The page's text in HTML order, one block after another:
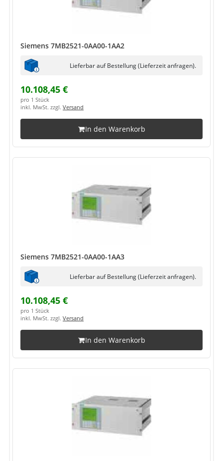
Siemens 7MB2521-0AA00-1AA2
Lieferbar auf Bestellung (Lieferzeit anfragen).
10.108,45 €
pro 1 Stück
inkl. MwSt. zzgl. Versand
In den Warenkorb
Siemens 7MB2521-0AA00-1AA3
Lieferbar auf Bestellung (Lieferzeit anfragen).
10.108,45 €
pro 1 Stück
inkl. MwSt. zzgl. Versand
In den Warenkorb